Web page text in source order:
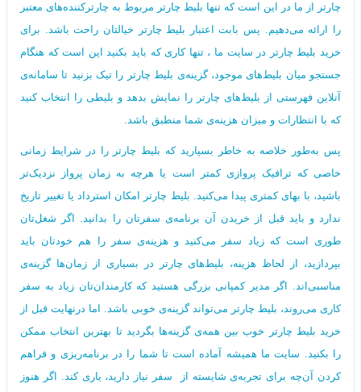
چارتر از ما در این است که تنها بلیط چارتر مربوط به چارترکننده‌های معتبر
را ارائه می‌دهیم. پس بابت اعتبار بلیط چارتر خیالتان راحت باشد. برای
خرید بلیط چارتر در سایت ما ، تنها کاری که باید بکنید این است که هنگام
جستجو میان بلیط‌های موجود، گزینه‌ی بلیط چارتر را تیک بزنید تا سامانه‌ی
آنلاین فهرستی از بلیط‌های چارتر را نمایش بدهد و بلیطی را انتخاب کنید
که با انتظارات و میزان هزینه‌ی شما منطبق باشد.
پس به‌طور خلاصه به خاطر بسپارید که بلیط چارتر را در شرایط زمانی
خاصی که ترافیک پروازی کمتر است یا هرچه به زمان پرواز نزدیک‌تر
باشید، با بهای کمتری پیدا می‌کنید. بلیط چارتر امکان استرداد یا تغییر تاریخ
ندارد و باید قبل از خریدن آن برنامه‌ی سفرتان را بدانید. اگر شغل‌تان
طوری است که زیاد سفر می‌کنید و هزینه‌ی سفر را هم خودتان باید
بپردازید، از لحاظ هزینه، بلیط‌های چارتر در بسیاری از زمان‌ها گزینه‌ی
مناسبی‌اند. اگر مدیر کمپانی بزرگی هستید که کارمندان‌تان زیاد به سفر
کاری می‌روند، بلیط چارتر می‌تواند گزینه‌ی خوبی باشد. اما درنهایت قبل از
خرید بلیط چارتر خوب بین همه‌ی گزینه‌ها بگردید تا بهترین انتخاب ممکن
را بکنید. سایت ما همیشه آماده است تا شما را در برنامه‌ریزی و فراهم
کردن آن‌چه برای تجربه‌ی شایسته از سفر نیاز دارید، یاری کند. اگر هنوز